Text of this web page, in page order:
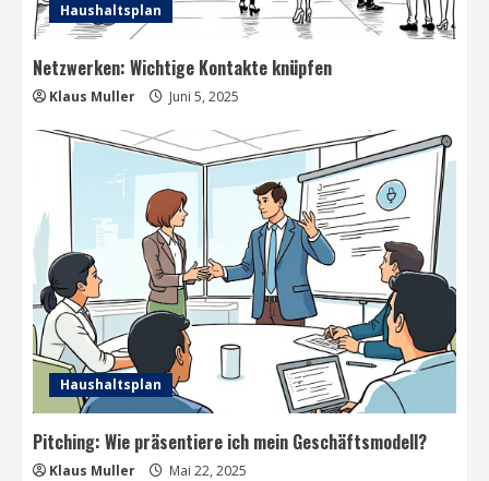
Haushaltsplan
Netzwerken: Wichtige Kontakte knüpfen
Klaus Muller Juni 5, 2025
Haushaltsplan
Pitching: Wie präsentiere ich mein Geschäftsmodell?
Klaus Muller Mai 22, 2025